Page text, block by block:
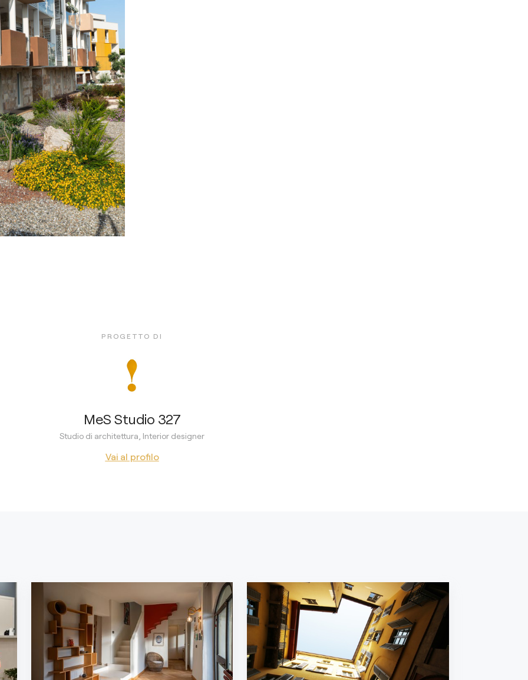
PROGETTO DI
MeS Studio 327
Studio di architettura, Interior designer
Vai al profilo